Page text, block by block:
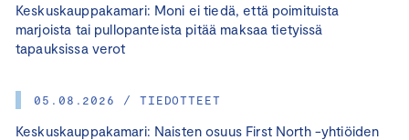
Keskuskauppakamari: Moni ei tiedä, että poimituista
marjoista tai pullopanteista pitää maksaa tietyissä
tapauksissa verot
05.08.2026 / TIEDOTTEET
Keskuskauppakamari: Naisten osuus First North -yhtiöiden